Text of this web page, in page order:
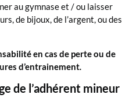
au gymnase et / ou laisser
de bijoux, de l’argent, ou des
en cas de perte ou de
d’entrainement.
de l’adhérent mineur